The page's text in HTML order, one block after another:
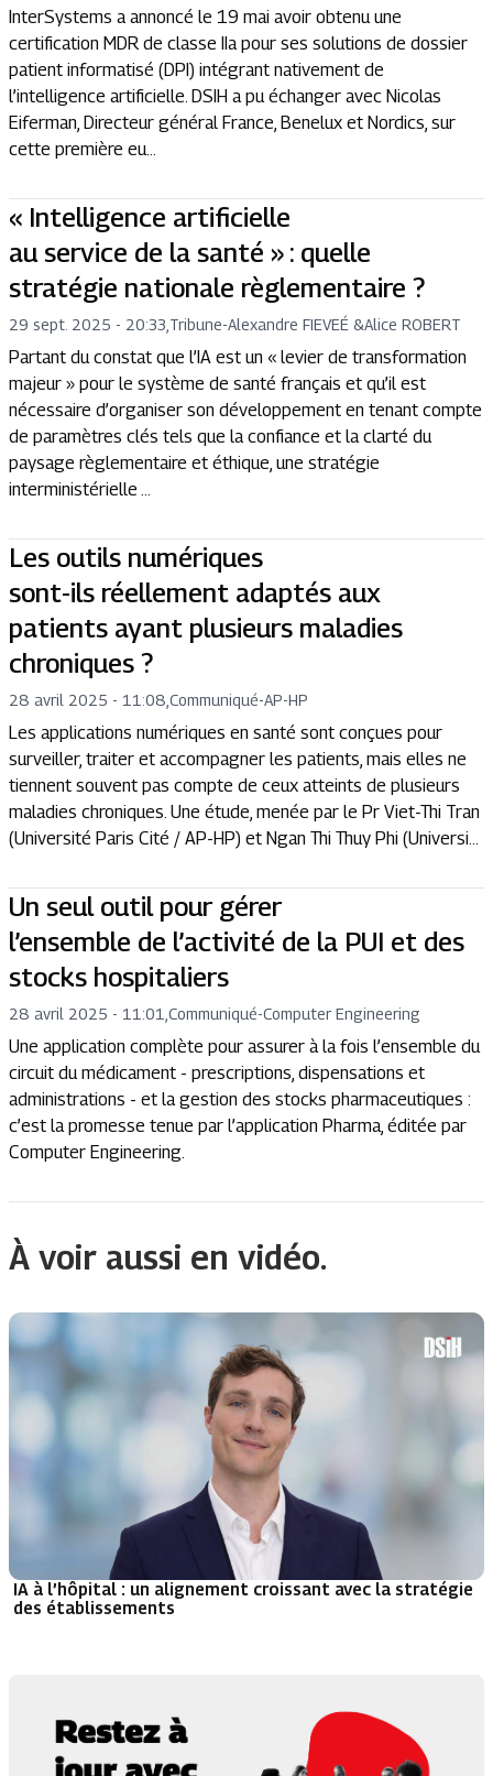
InterSystems a annoncé le 19 mai avoir obtenu une
certification MDR de classe IIa pour ses solutions de dossier
patient informatisé (DPI) intégrant nativement de
l’intelligence artificielle. DSIH a pu échanger avec Nicolas
Eiferman, Directeur général France, Benelux et Nordics, sur
cette première eu...
« Intelligence artificielle
au service de la santé » : quelle
stratégie nationale règlementaire ?
29 sept. 2025 - 20:33 Tribune-Alexandre FIEVEÉ &Alice ROBERT
Partant du constat que l’IA est un « levier de transformation
majeur » pour le système de santé français et qu’il est
nécessaire d’organiser son développement en tenant compte
de paramètres clés tels que la confiance et la clarté du
paysage règlementaire et éthique, une stratégie
interministérielle ...
Les outils numériques
sont-ils réellement adaptés aux
patients ayant plusieurs maladies
chroniques ?
28 avril 2025 - 11:08 Communiqué-AP-HP
Les applications numériques en santé sont conçues pour
surveiller, traiter et accompagner les patients, mais elles ne
tiennent souvent pas compte de ceux atteints de plusieurs
maladies chroniques. Une étude, menée par le Pr Viet-Thi Tran
(Université Paris Cité / AP-HP) et Ngan Thi Thuy Phi (Universi...
Un seul outil pour gérer
l’ensemble de l’activité de la PUI et des
stocks hospitaliers
28 avril 2025 - 11:01 Communiqué-Computer Engineering
Une application complète pour assurer à la fois l’ensemble du
circuit du médicament - prescriptions, dispensations et
administrations - et la gestion des stocks pharmaceutiques :
c’est la promesse tenue par l’application Pharma, éditée par
Computer Engineering.
À voir aussi en vidéo.
IA à l’hôpital : un alignement croissant avec la stratégie
des établissements